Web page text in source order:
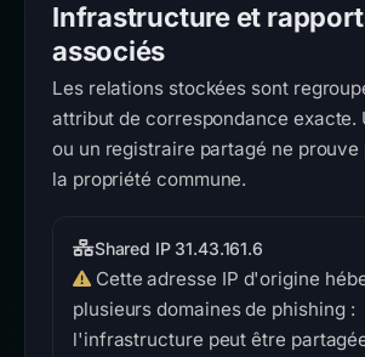
Infrastructure et
associés
Les relations stockées sont
attribut de correspondance exacte.
ou un registraire partagé ne prouve
la propriété commune.
Shared IP 31.43.161.6
Cette adresse IP d'origine
plusieurs domaines de phishing :
l'infrastructure peut être